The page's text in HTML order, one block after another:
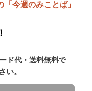
「今週のみことば」
ド代・送料無料で
い。